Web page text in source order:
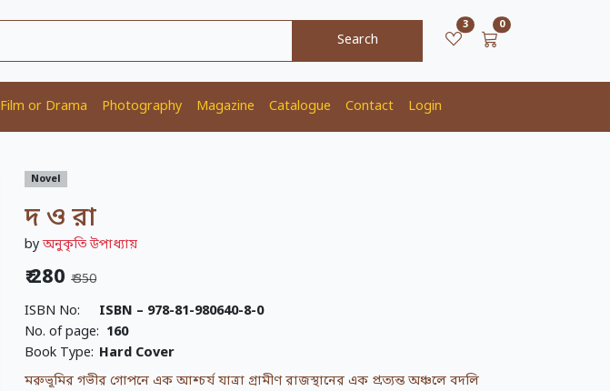
Search
3unread messages
0Cart Item Count
Film or Drama Photography Magazine Catalogue Contact Login
Novel
দ ও রা
byঅনুকৃতি উপাধ্যায়
₹ 280 ₹ 350
ISBN No:
ISBN – 978-81-980640-8-0
No. of page: 160
Book Type: Hard Cover
মরুভূমির গভীর গোপনে এক আশ্চর্য যাত্রা গ্রামীণ রাজস্থানের এক প্রত্যন্ত অঞ্চলে বদলি